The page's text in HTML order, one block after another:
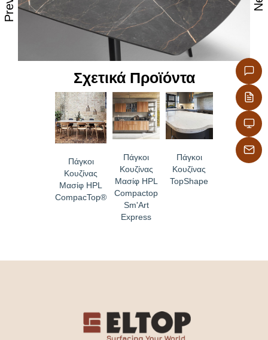
280×60, 280×100, 300×40, 300×60, 300×90, 300×150,
320×40, 320×120, 330×50, 370×150
Παράδοση εντός 2 εβδομάδων για τα χρώματα που
βρίσκονται σε στοκ στην αποθήκη μας και κατόπιν
συνεννόησης για τα υπόλοιπα χρώματα
Για τις ειδικές διαστάσεις συμβουλευτείτε μας πριν
την παραγγελία σας για το χρόνο παράδοσης
Σχετικά Προϊόντα
Πάγκοι
Κουζίνας
Μασίφ HPL
CompacTop®
Πάγκοι
Κουζίνας
Μασίφ HPL
Compactop
Sm'Art
Express
Πάγκοι
Κουζίνας
TopShape